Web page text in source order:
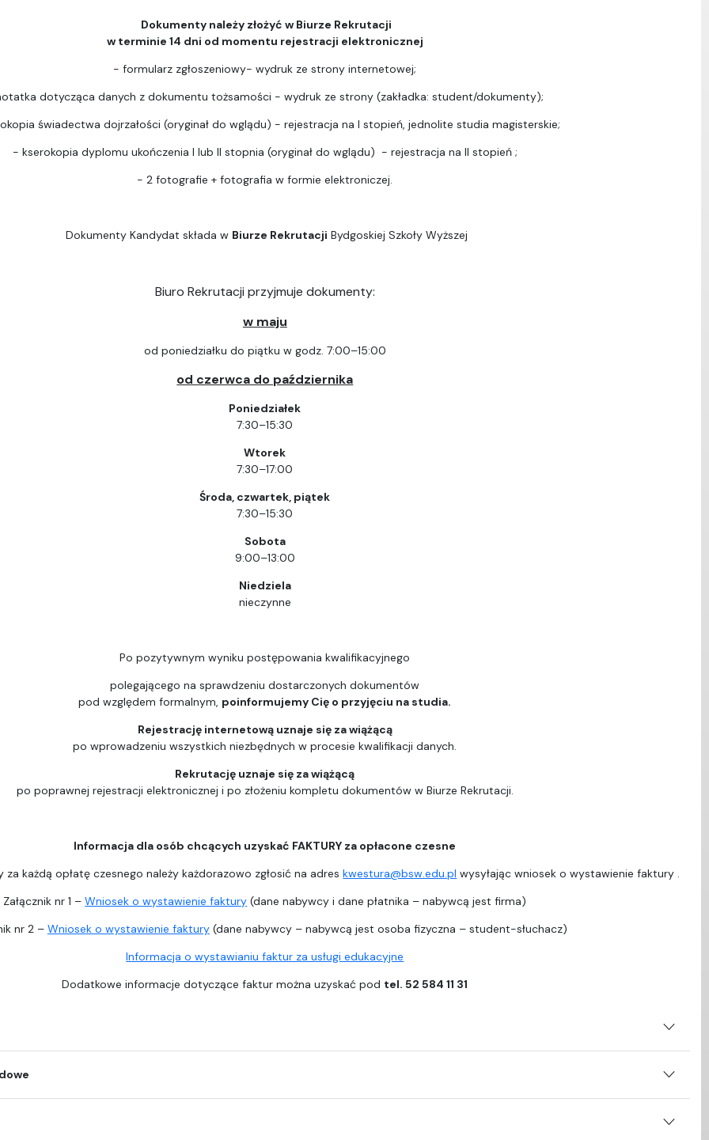
Dokumenty należy złożyć w Biurze Rekrutacji
w terminie 14 dni od momentu rejestracji elektronicznej
- formularz zgłoszeniowy- wydruk ze strony internetowej;
dotycząca danych z dokumentu tożsamości - wydruk ze strony (zakładka: student/dokumenty);
świadectwa dojrzałości (oryginał do wglądu) - rejestracja na I stopień, jednolite studia magisterskie;
- kserokopia dyplomu ukończenia I lub II stopnia (oryginał do wglądu) - rejestracja na II stopień ;
- 2 fotografie + fotografia w formie elektroniczej.
Dokumenty Kandydat składa w Biurze Rekrutacji Bydgoskiej Szkoły Wyższej
Biuro Rekrutacji przyjmuje dokumenty:
w maju
od poniedziałku do piątku w godz. 7:00–15:00
od czerwca do października
Poniedziałek
7:30–15:30
Wtorek
7:30–17:00
Środa, czwartek, piątek
7:30–15:30
Sobota
9:00–13:00
Niedziela
nieczynne
Po pozytywnym wyniku postępowania kwalifikacyjnego
polegającego na sprawdzeniu dostarczonych dokumentów
pod względem formalnym, poinformujemy Cię o przyjęciu na studia.
Rejestrację internetową uznaje się za wiążącą
po wprowadzeniu wszystkich niezbędnych w procesie kwalifikacji danych.
Rekrutację uznaje się za wiążącą
po poprawnej rejestracji elektronicznej i po złożeniu kompletu dokumentów w Biurze Rekrutacji.
Informacja dla osób chcących uzyskać FAKTURY za opłacone czesne
każdą opłatę czesnego należy każdorazowo zgłosić na adreskwestura@bsw.edu.pl wysyłając wniosek o wystawienie faktury .
Załącznik nr 1 –Wniosek o wystawienie faktury (dane nabywcy i dane płatnika – nabywcą jest firma)
nr 2 – Wniosek o wystawienie faktury(dane nabywcy – nabywcą jest osoba fizyczna – student-słuchacz)
Informacja o wystawianiu faktur za usługi edukacyjne
Dodatkowe informacje dotyczące faktur można uzyskać pod tel. 52 584 11 31